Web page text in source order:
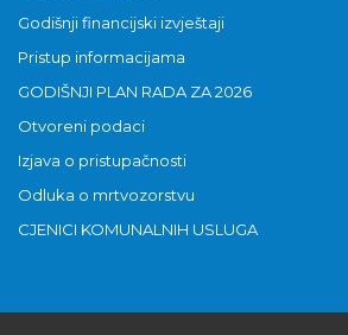
Godišnji financijski izvještaji
Pristup informacijama
GODIŠNJI PLAN RADA ZA 2026
Otvoreni podaci
Izjava o pristupačnosti
Odluka o mrtvozorstvu
CJENICI KOMUNALNIH USLUGA